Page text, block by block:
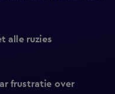
alle ruzies
frustratie over